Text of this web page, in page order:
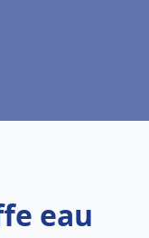
eau